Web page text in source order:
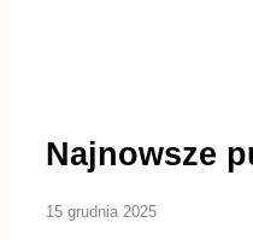
Najnowsze
15 grudnia 2025